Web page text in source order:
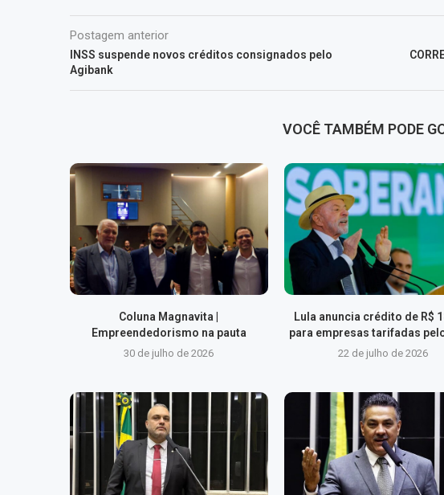
Postagem anterior
INSS suspende novos créditos consignados pelo
Agibank
VOCÊ TAMBÉM PODE
Coluna Magnavita |
Empreendedorismo na pauta
30 de julho de 2026
Lula anuncia crédito de R$
para empresas tarifadas
22 de julho de 2026